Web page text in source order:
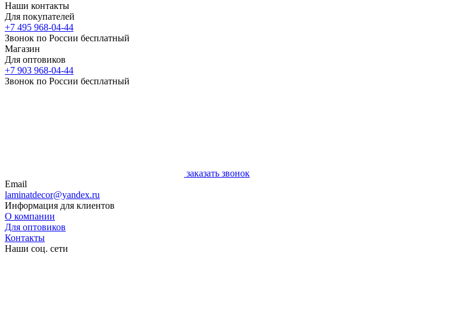
Наши контакты
Для покупателей
+7 495 968-04-44
Звонок по России бесплатный
Магазин
Для оптовиков
+7 903 968-04-44
Звонок по России бесплатный
заказать звонок
Email
laminatdecor@yandex.ru
Информация для клиентов
О компании
Для оптовиков
Контакты
Наши соц. сети